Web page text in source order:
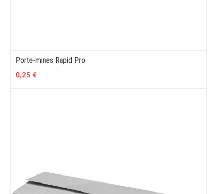
Porte-mines Rapid Pro
0,25 €